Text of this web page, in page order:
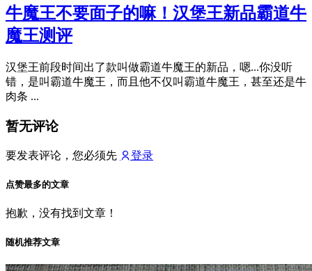
牛魔王不要面子的嘛！汉堡王新品霸道牛
魔王测评
汉堡王前段时间出了款叫做霸道牛魔王的新品，嗯...你没听
错，是叫霸道牛魔王，而且他不仅叫霸道牛魔王，甚至还是牛
肉条 ...
暂无评论
要发表评论，您必须先 登录
点赞最多的文章
抱歉，没有找到文章！
随机推荐文章